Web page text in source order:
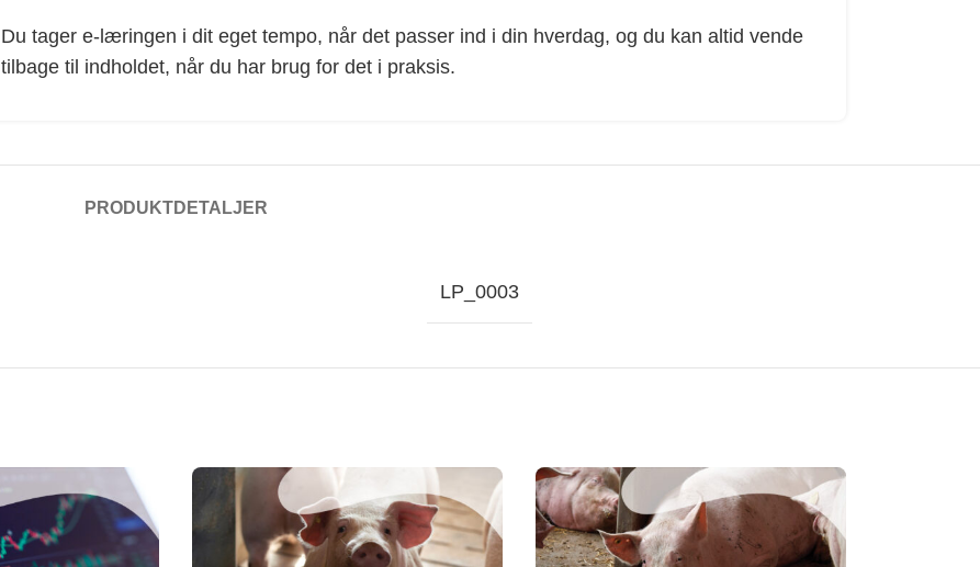
Du tager e-læringen i dit eget tempo, når det passer ind i din hverdag, og du kan altid vende
tilbage til indholdet, når du har brug for det i praksis.
PRODUKTDETALJER
LP_0003